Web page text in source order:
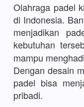
Olahraga padel
di Indonesia.
menjadikan
kebutuhan
mampu
Dengan desain
padel bisa
pribadi.